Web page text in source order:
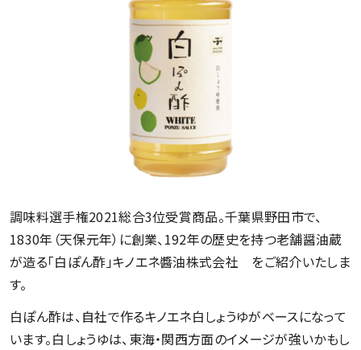
調味料選手権2021総合3位受賞商品。千葉県野田市で、
1830年（天保元年）に創業、192年の歴史を持つ老舗醤油蔵
が造る「白ぽん酢」キノエネ醬油株式会社 をご紹介いたしま
す。
白ぽん酢は、自社で作るキノエネ白しょうゆがベースになって
います。白しょうゆは、東海・関西方面のイメージが強いかもし